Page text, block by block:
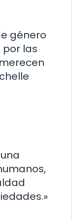
género
por las